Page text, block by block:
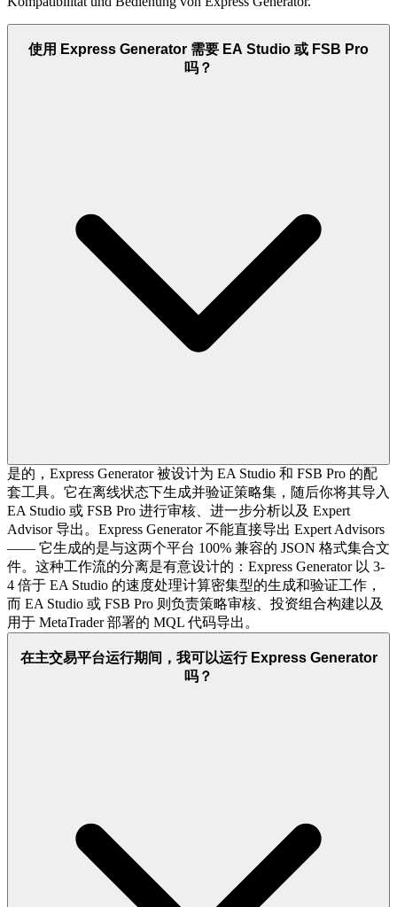
使用 Express Generator 需要 EA Studio 或 FSB Pro
吗？
是的，Express Generator 被设计为 EA Studio 和 FSB Pro 的配
套工具。它在离线状态下生成并验证策略集，随后你将其导入
EA Studio 或 FSB Pro 进行审核、进一步分析以及 Expert
Advisor 导出。Express Generator 不能直接导出 Expert Advisors
—— 它生成的是与这两个平台 100% 兼容的 JSON 格式集合文
件。这种工作流的分离是有意设计的：Express Generator 以 3-
4 倍于 EA Studio 的速度处理计算密集型的生成和验证工作，
而 EA Studio 或 FSB Pro 则负责策略审核、投资组合构建以及
用于 MetaTrader 部署的 MQL 代码导出。
在主交易平台运行期间，我可以运行 Express Generator
吗？